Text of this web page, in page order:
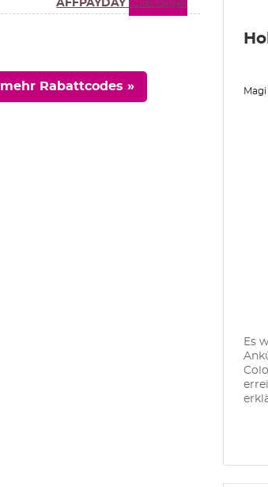
Magi
Es
AFFPAYDAY Code zeigen
mehr Rabattcodes »